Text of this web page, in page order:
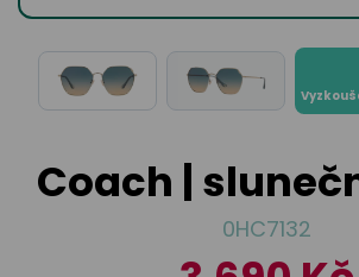
Přihlásit
Coach |
0HC7132